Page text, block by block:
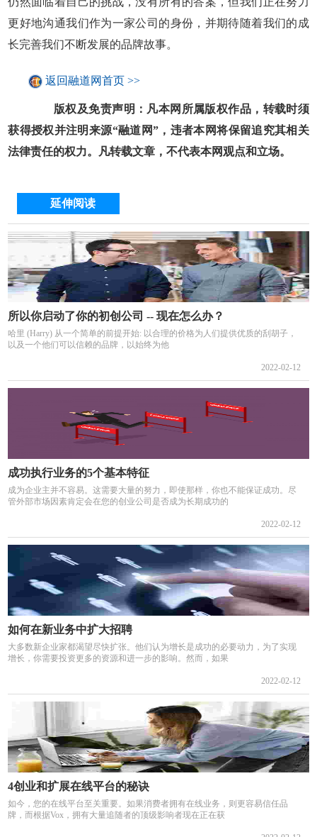
更好地沟通我们作为一家公司的身份，并期待随着我们的成
长完善我们不断发展的品牌故事。
返回融道网首页 >>
版权及免责声明：凡本网所属版权作品，转载时须
获得授权并注明来源“融道网”，违者本网将保留追究其相关
法律责任的权力。凡转载文章，不代表本网观点和立场。
延伸阅读
所以你启动了你的初创公司 -- 现在怎么办？
哈里 (Harry) 从一个简单的前提开始: 以合理的价格为人们提供优质的刮胡子，
以及一个他们可以信赖的品牌，以始终为他
2022-02-12
成功执行业务的5个基本特征
成为企业主并不容易。这需要大量的努力，即使那样，你也不能保证成功。尽
管外部市场因素肯定会在您的创业公司是否成为长期成功的
2022-02-12
如何在新业务中扩大招聘
大多数新企业家都渴望尽快扩张。他们认为增长是成功的必要动力，为了实现
增长，你需要投资更多的资源和进一步的影响。然而，如果
2022-02-12
4创业和扩展在线平台的秘诀
如今，您的在线平台至关重要。如果消费者拥有在线业务，则更容易信任品
牌，而根据Vox，拥有大量追随者的顶级影响者现在正在获